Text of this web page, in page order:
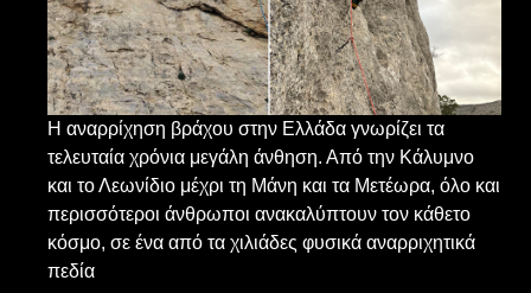
Η αναρρίχηση βράχου στην Ελλάδα γνωρίζει τα
τελευταία χρόνια μεγάλη άνθηση. Από την Κάλυμνο
και το Λεωνίδιο μέχρι τη Μάνη και τα Μετέωρα, όλο και
περισσότεροι άνθρωποι ανακαλύπτουν τον κάθετο
κόσμο, σε ένα από τα χιλιάδες φυσικά αναρριχητικά
πεδία